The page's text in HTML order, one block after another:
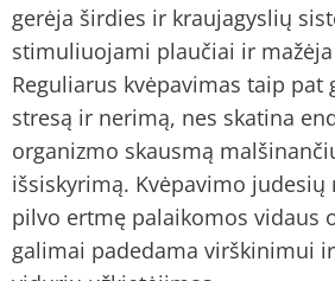
gerėja širdies ir kraujagyslių
stimuliuojami plaučiai ir
Reguliarus kvėpavimas taip pat
stresą ir nerimą, nes skatina
organizmo skausmą
išsiskyrimą. Kvėpavimo
pilvo ertmę palaikomos vidaus
galimai padedama virškinimui